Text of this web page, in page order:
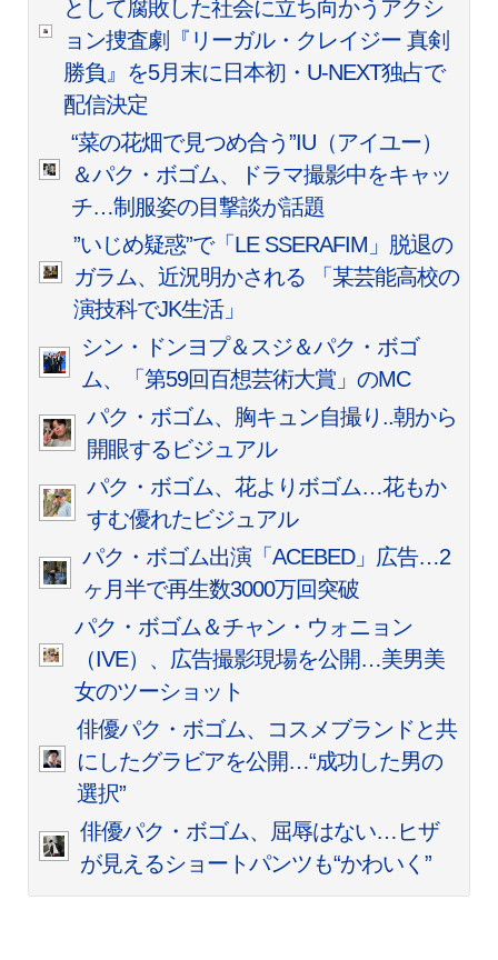
として腐敗した社会に立ち向かうアクシ
ョン捜査劇『リーガル・クレイジー 真剣
勝負』を5月末に日本初・U-NEXT独占で
配信決定
“菜の花畑で見つめ合う”IU（アイユー）
＆パク・ボゴム、ドラマ撮影中をキャッ
チ…制服姿の目撃談が話題
”いじめ疑惑”で「LE SSERAFIM」脱退の
ガラム、近況明かされる 「某芸能高校の
演技科でJK生活」
シン・ドンヨプ＆スジ＆パク・ボゴ
ム、「第59回百想芸術大賞」のMC
パク・ボゴム、胸キュン自撮り..朝から
開眼するビジュアル
パク・ボゴム、花よりボゴム…花もか
すむ優れたビジュアル
パク・ボゴム出演「ACEBED」広告…2
ヶ月半で再生数3000万回突破
パク・ボゴム＆チャン・ウォニョン
（IVE）、広告撮影現場を公開…美男美
女のツーショット
俳優パク・ボゴム、コスメブランドと共
にしたグラビアを公開…“成功した男の
選択”
俳優パク・ボゴム、屈辱はない…ヒザ
が見えるショートパンツも“かわいく”